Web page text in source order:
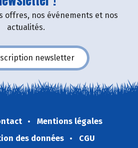
offres, nos événements et nos
actualités.
newsletter
Mentions légales
des données
CGU